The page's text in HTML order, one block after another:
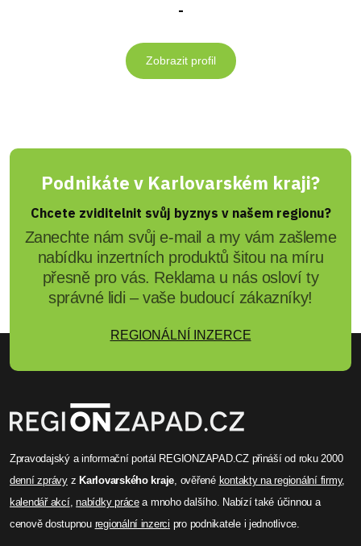
-
Zobrazit profil
Podnikáte v Karlovarském kraji?
Chcete zviditelnit svůj byznys v našem regionu?
Zanechte nám svůj e-mail a my vám zašleme
nabídku inzertních produktů šitou na míru
přesně pro vás. Reklama u nás osloví ty
správné lidi – vaše budoucí zákazníky!
REGIONÁLNÍ INZERCE
Zpravodajský a informační portál REGIONZAPAD.CZ přináší od roku 2000
denní zprávyz Karlovarského kraje, ověřené kontakty na regionální firmy,
kalendář akcí,nabídky prácea mnoho dalšího. Nabízí také účinnou a
cenově dostupnou regionální inzerci pro podnikatele i jednotlivce.